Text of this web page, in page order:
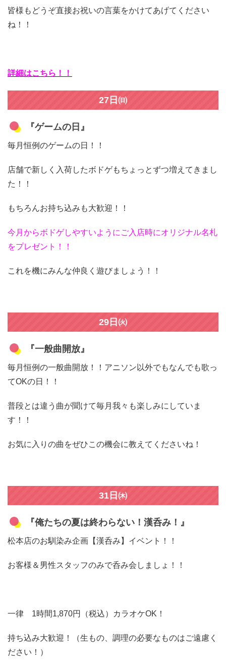
皆様もどうぞ直接お祝いの言葉をかけてあげてください
ね！！
詳細はこちら！！
27日㈰
『ゲームの日』
毎月恒例のゲームの日！！
店舗で新しく入荷したボドゲもちょっとずつ増えてきまし
た！！
もちろんお持ち込みも大歓迎！！
今月からボドゲしやすいようにご入店時にオリジナル名札
をプレゼント！！
これを機にみんな仲良く遊びましょう！！
29日㈫
『一般曲開放』
毎月恒例の一般曲開放！！アニソン以外でもなんでも歌っ
てOKの日！！
普段とは違う曲が聞けて毎月我々も楽しみにしていま
す！！
お気に入りの曲をぜひこの機会に教えてくださいね！
31日㈭
『俺たちの夏は終わらない！漢呑み！』
松本店のお馴染み企画【漢呑み】イベント！！
お客様＆男性スタッフのみで呑み会しましょ！！
一律 1時間1,870円（税込）カラオケOK！
持ち込み大歓迎！（生もの、調理の必要なものはご遠慮く
ださい！）